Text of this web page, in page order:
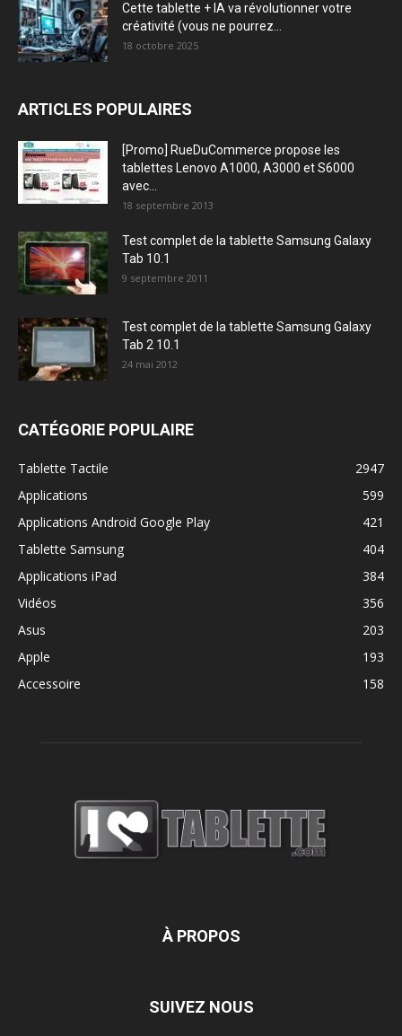
Cette tablette + IA va révolutionner votre
créativité (vous ne pourrez...
18 octobre 2025
ARTICLES POPULAIRES
[Promo] RueDuCommerce propose les
tablettes Lenovo A1000, A3000 et S6000
avec...
18 septembre 2013
Test complet de la tablette Samsung Galaxy
Tab 10.1
9 septembre 2011
Test complet de la tablette Samsung Galaxy
Tab 2 10.1
24 mai 2012
CATÉGORIE POPULAIRE
Tablette Tactile
2947
Applications
599
Applications Android Google Play
421
Tablette Samsung
404
Applications iPad
384
Vidéos
356
Asus
203
Apple
193
Accessoire
158
À PROPOS
SUIVEZ NOUS